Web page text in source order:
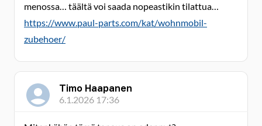
menossa… täältä voi saada nopeastikin tilattua…
https://www.paul-parts.com/kat/wohnmobil-
zubehoer/
Timo Haapanen
6.1.2026 17:36